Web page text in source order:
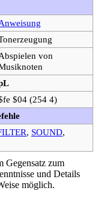
von
$04 (254 4)
, SOUND,
Gegensatz zum
und Details
möglich.